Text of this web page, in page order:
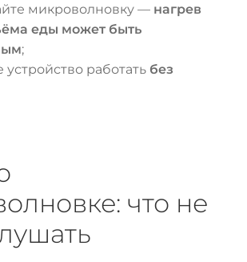
микроволновку — нагрев
еды может быть
;
устройство работать без
что не